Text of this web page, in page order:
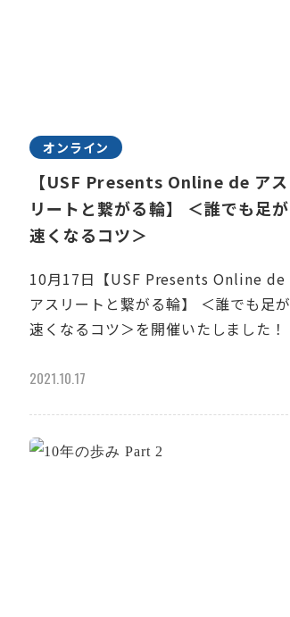
オンライン
【USF Presents Online de アス
リートと繋がる輪】 ＜誰でも足が
速くなるコツ＞
10月17日【USF Presents Online de
アスリートと繋がる輪】 ＜誰でも足が
速くなるコツ＞を開催いたしました！
2021.10.17